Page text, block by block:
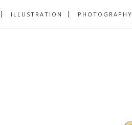
ILLUSTRATION PHOTOGRAPHY